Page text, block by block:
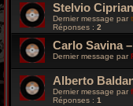
Stelvio
Dernier message par
Réponses : 2
Carlo Savina
Dernier message par
Alberto
Dernier message par
Réponses : 1